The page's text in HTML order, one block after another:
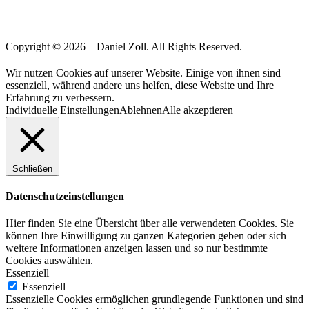
Copyright © 2026 – Daniel Zoll. All Rights Reserved.
Wir nutzen Cookies auf unserer Website. Einige von ihnen sind
essenziell, während andere uns helfen, diese Website und Ihre
Erfahrung zu verbessern.
Individuelle EinstellungenAblehnenAlle akzeptieren
Schließen
Datenschutzeinstellungen
Hier finden Sie eine Übersicht über alle verwendeten Cookies. Sie
können Ihre Einwilligung zu ganzen Kategorien geben oder sich
weitere Informationen anzeigen lassen und so nur bestimmte
Cookies auswählen.
Essenziell
Essenziell
Essenzielle Cookies ermöglichen grundlegende Funktionen und sind